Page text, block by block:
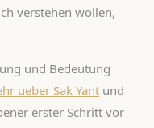
verstehen wollen,
und Bedeutung
ueber Sak Yant und
erster Schritt vor
1 Stunde